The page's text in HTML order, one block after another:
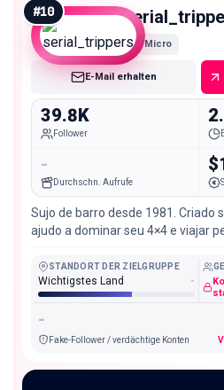
#10
Micro
E-Mail erhalten
39.8K
Follower
-
Durchschn. Aufrufe
Sujo de barro desde 1981. Criado
ajudo a dominar seu 4×4 e viajar
STANDORT DER ZIELGRUPPE
Wichtigstes Land -
-
Fake-Follower / verdächtige Konten